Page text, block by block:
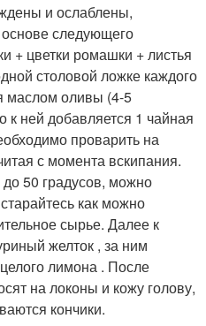
и ослаблены,
следующего
+ цветки ромашки + листья
столовой ложке каждого
маслом оливы (4-5
к ней добавляется 1 чайная
проварить на
с момента вскипания.
50 градусов, можно
как можно
сырье. Далее к
желток , за ним
лимона . После
на локоны и кожу голову,
кончики.